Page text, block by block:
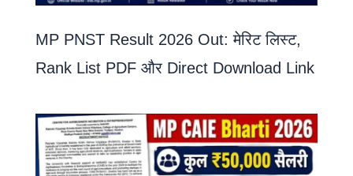
MP PNST Result 2026 Out: मेरिट लिस्ट,
Rank List PDF और Direct Download Link